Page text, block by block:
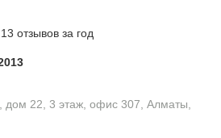
отзывов за год
дом 22, 3 этаж, офис 307, Алматы,